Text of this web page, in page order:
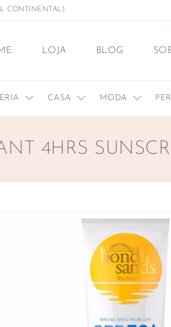
CONTINENTAL)
LOJA BLOG
CASA MODA
4HRS